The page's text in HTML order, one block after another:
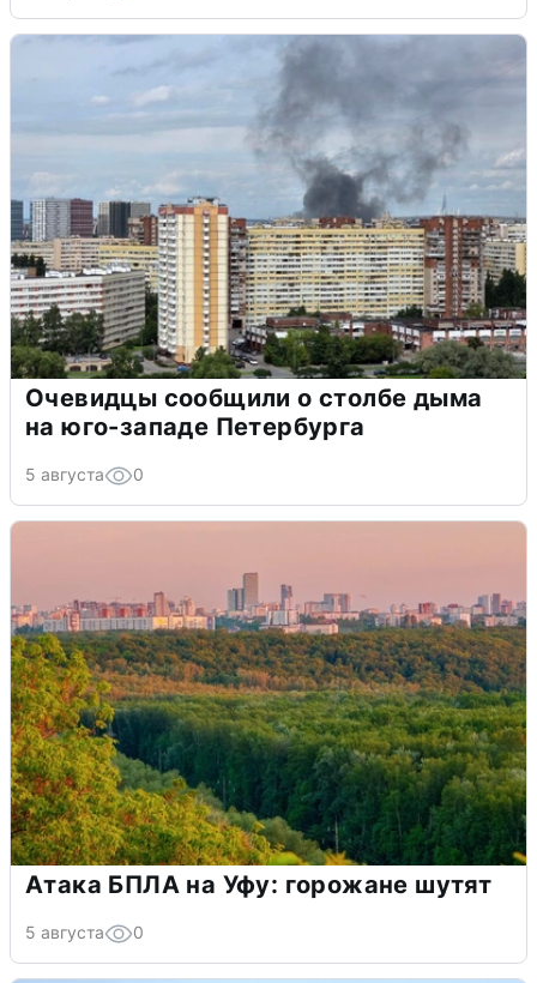
Очевидцы сообщили о столбе дыма
на юго-западе Петербурга
5 августа 0
Атака БПЛА на Уфу: горожане шутят
5 августа 0